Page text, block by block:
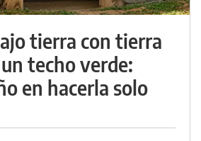
tierra con tierra
techo verde:
en hacerla solo